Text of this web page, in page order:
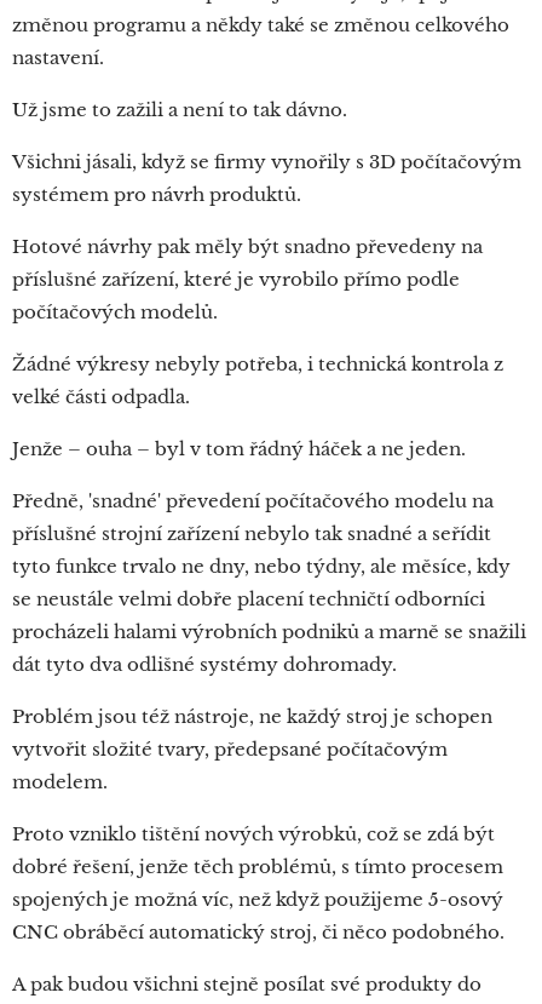
změnou programu a někdy také se změnou celkového
nastavení.
Už jsme to zažili a není to tak dávno.
Všichni jásali, když se firmy vynořily s 3D počítačovým
systémem pro návrh produktů.
Hotové návrhy pak měly být snadno převedeny na
příslušné zařízení, které je vyrobilo přímo podle
počítačových modelů.
Žádné výkresy nebyly potřeba, i technická kontrola z
velké části odpadla.
Jenže – ouha – byl v tom řádný háček a ne jeden.
Předně, 'snadné' převedení počítačového modelu na
příslušné strojní zařízení nebylo tak snadné a seřídit
tyto funkce trvalo ne dny, nebo týdny, ale měsíce, kdy
se neustále velmi dobře placení techničtí odborníci
procházeli halami výrobních podniků a marně se snažili
dát tyto dva odlišné systémy dohromady.
Problém jsou též nástroje, ne každý stroj je schopen
vytvořit složité tvary, předepsané počítačovým
modelem.
Proto vzniklo tištění nových výrobků, což se zdá být
dobré řešení, jenže těch problémů, s tímto procesem
spojených je možná víc, než když použijeme 5-osový
CNC obráběcí automatický stroj, či něco podobného.
A pak budou všichni stejně posílat své produkty do